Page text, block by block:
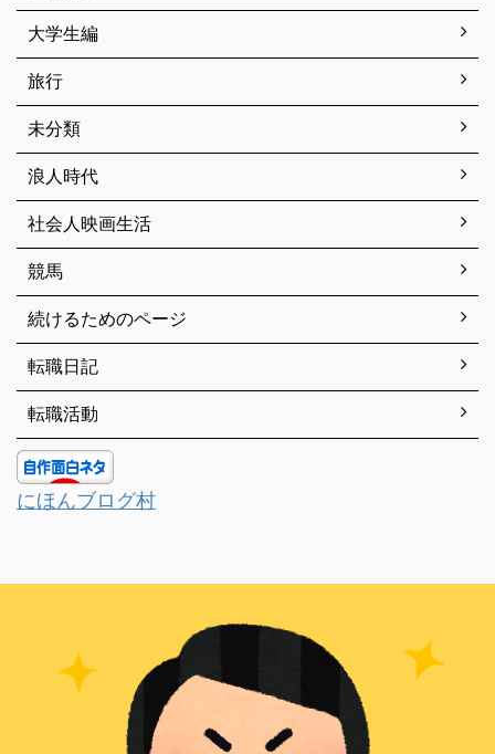
大学生編
旅行
未分類
浪人時代
社会人映画生活
競馬
続けるためのページ
転職日記
転職活動
にほんブログ村